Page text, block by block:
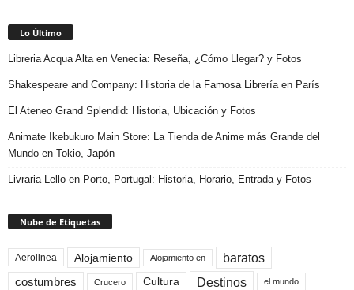
Lo Último
Libreria Acqua Alta en Venecia: Reseña, ¿Cómo Llegar? y Fotos
Shakespeare and Company: Historia de la Famosa Librería en París
El Ateneo Grand Splendid: Historia, Ubicación y Fotos
Animate Ikebukuro Main Store: La Tienda de Anime más Grande del
Mundo en Tokio, Japón
Livraria Lello en Porto, Portugal: Historia, Horario, Entrada y Fotos
Nube de Etiquetas
Aerolinea Alojamiento Alojamiento en baratos
costumbres Crucero Cultura Destinos el mundo